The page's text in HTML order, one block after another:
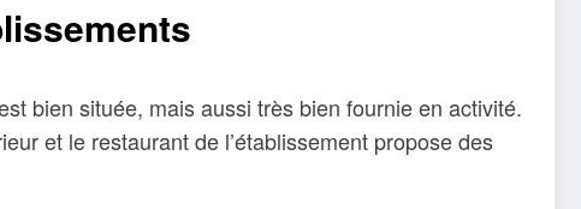
bien située, mais aussi très bien fournie en activité.
et le restaurant de l’établissement propose des